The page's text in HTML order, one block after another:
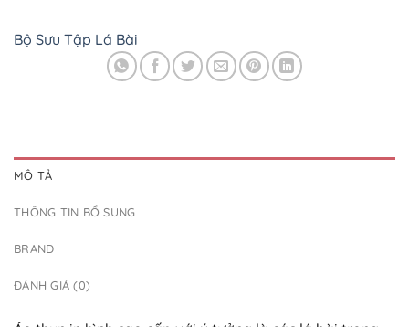
Bộ Sưu Tập Lá Bài
MÔ TẢ
THÔNG TIN BỔ SUNG
BRAND
ĐÁNH GIÁ (0)